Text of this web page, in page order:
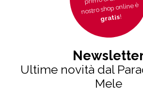
nostro shop online è
gratis!
Ultime novità dal
Mele